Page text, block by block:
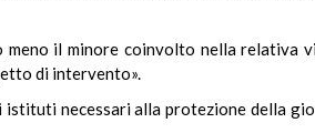
il minore coinvolto nella relativa
di intervento».
istituti necessari alla protezione della